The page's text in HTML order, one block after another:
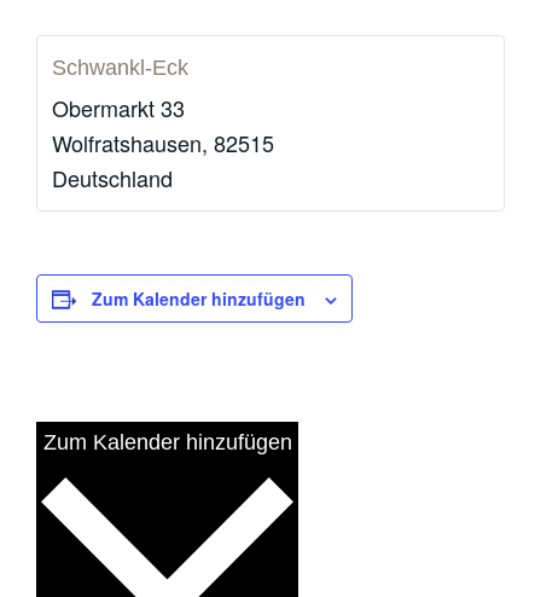
Schwankl-Eck
Obermarkt 33
Wolfratshausen, 82515
Deutschland
Zum Kalender hinzufügen